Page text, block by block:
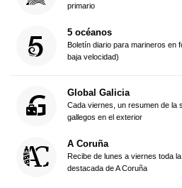
primario
5 océanos
Boletín diario para marineros en
baja velocidad)
Global Galicia
Cada viernes, un resumen de la
gallegos en el exterior
A Coruña
Recibe de lunes a viernes toda
destacada de A Coruña